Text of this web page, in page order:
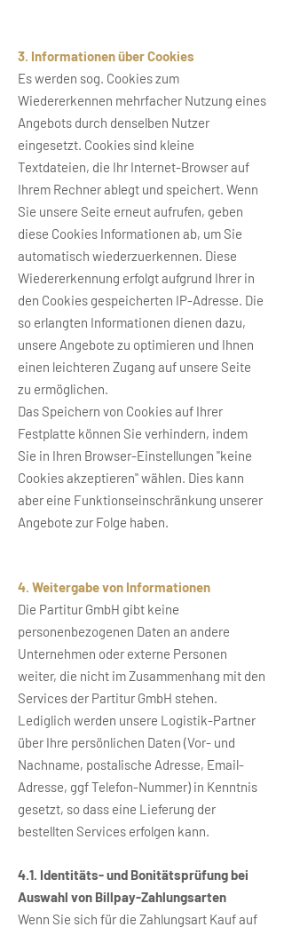
3. Informationen über Cookies
Es werden sog. Cookies zum
Wiedererkennen mehrfacher Nutzung eines
Angebots durch denselben Nutzer
eingesetzt. Cookies sind kleine
Textdateien, die Ihr Internet-Browser auf
Ihrem Rechner ablegt und speichert. Wenn
Sie unsere Seite erneut aufrufen, geben
diese Cookies Informationen ab, um Sie
automatisch wiederzuerkennen. Diese
Wiedererkennung erfolgt aufgrund Ihrer in
den Cookies gespeicherten IP-Adresse. Die
so erlangten Informationen dienen dazu,
unsere Angebote zu optimieren und Ihnen
einen leichteren Zugang auf unsere Seite
zu ermöglichen.
Das Speichern von Cookies auf Ihrer
Festplatte können Sie verhindern, indem
Sie in Ihren Browser-Einstellungen "keine
Cookies akzeptieren" wählen. Dies kann
aber eine Funktionseinschränkung unserer
Angebote zur Folge haben.
4. Weitergabe von Informationen
Die Partitur GmbH gibt keine
personenbezogenen Daten an andere
Unternehmen oder externe Personen
weiter, die nicht im Zusammenhang mit den
Services der Partitur GmbH stehen.
Lediglich werden unsere Logistik-Partner
über Ihre persönlichen Daten (Vor- und
Nachname, postalische Adresse, Email-
Adresse, ggf Telefon-Nummer) in Kenntnis
gesetzt, so dass eine Lieferung der
bestellten Services erfolgen kann.
4.1. Identitäts- und Bonitätsprüfung bei
Auswahl von Billpay-Zahlungsarten
Wenn Sie sich für die Zahlungsart Kauf auf